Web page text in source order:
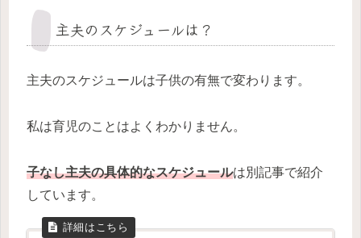
主夫のスケジュールは？
主夫のスケジュールは子供の有無で変わります。
私は育児のことはよくわかりません。
子なし主夫の具体的なスケジュールは別記事で紹介
しています。